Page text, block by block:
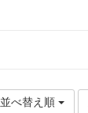
並べ替え順